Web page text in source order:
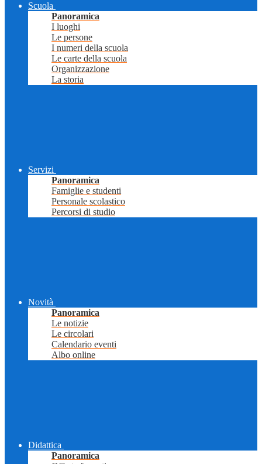
Scuola
Panoramica
I luoghi
Le persone
I numeri della scuola
Le carte della scuola
Organizzazione
La storia
Servizi
Panoramica
Famiglie e studenti
Personale scolastico
Percorsi di studio
Novità
Panoramica
Le notizie
Le circolari
Calendario eventi
Albo online
Didattica
Panoramica